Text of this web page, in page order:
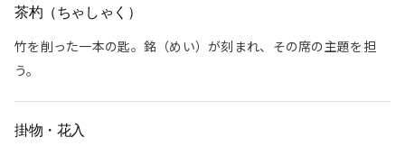
茶杓（ちゃしゃく）
竹を削った一本の匙。銘（めい）が刻まれ、その席の主題を担
う。
掛物・花入